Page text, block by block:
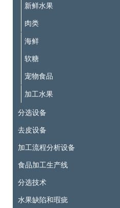
新鲜水果
肉类
海鲜
软糖
宠物食品
加工水果
分选设备
去皮设备
加工流程分析设备
食品加工生产线
分选技术
水果缺陷和瑕疵